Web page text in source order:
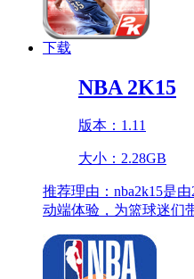
下载
NBA 2K15
版本：1.11
大小：2.28GB
推荐理由： nba2k15是
动端体验，为篮球迷们